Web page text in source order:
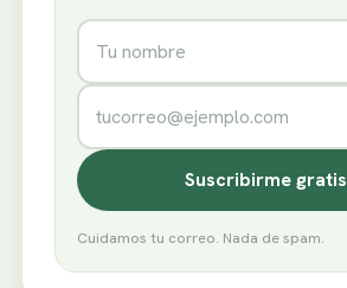
Nombre
Correo electrónico
Suscribirme gratis
Cuidamos tu correo. Nada de spam.